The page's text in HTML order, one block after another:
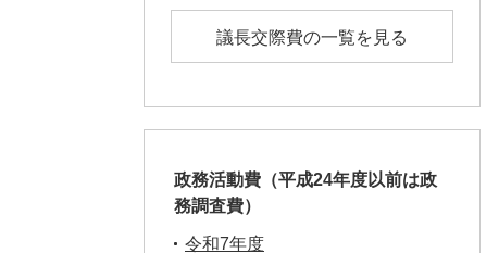
議長交際費の一覧を見る
政務活動費（平成24年度以前は政
務調査費）
令和7年度